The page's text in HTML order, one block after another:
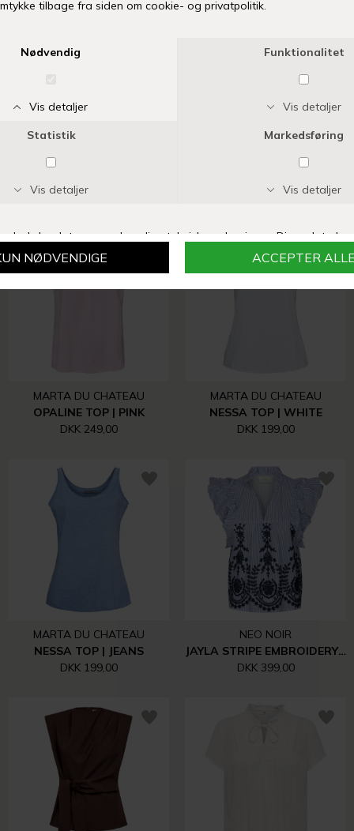
MARTA DU CHATEAU
DKK 299,00
MARTA DU CHATEAU
DKK 299,00
MARTA DU CHATEAU
OPALINE TOP | PINK
DKK 249,00
MARTA DU CHATEAU
NESSA TOP | WHITE
DKK 199,00
MARTA DU CHATEAU
NESSA TOP | JEANS
DKK 199,00
NEO NOIR
JAYLA STRIPE EMBROIDERY TOP | BLUE
DKK 399,00